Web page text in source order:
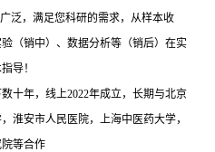
泛，满足您科研的需求，从样本收
（销中）、数据分析等（销后）在实
导！
十年，线上2022年成立，长期与北京
淮安市人民医院，上海中医药大学，
院等合作